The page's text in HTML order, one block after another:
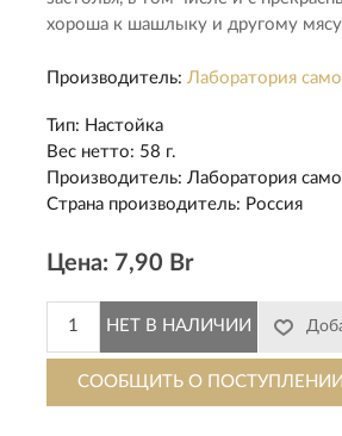
хороша к шашлыку и другому
Производитель: Лаборатория
Тип: Настойка
Вес нетто: 58 г.
Производитель: Лаборатория
Страна производитель: Россия
Цена: 7,90 Br